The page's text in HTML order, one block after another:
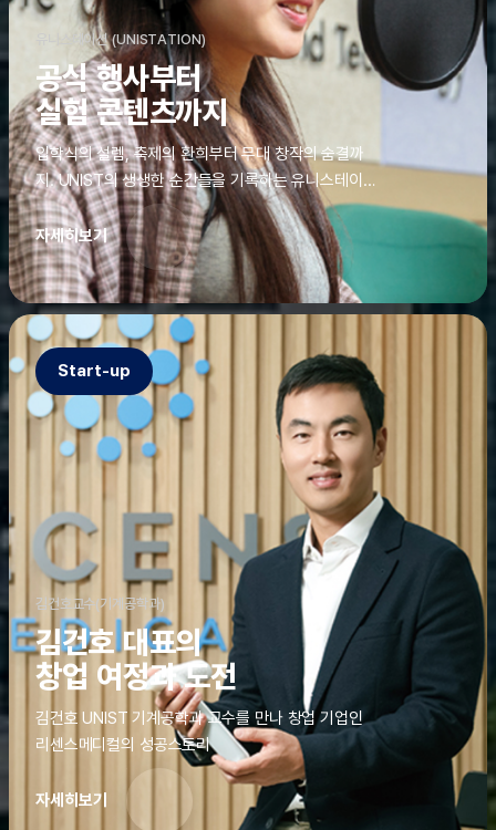
유니스테이션 (UNISTATION)
공식 행사부터
실험 콘텐츠까지
입학식의 설렘, 축제의 환희부터 무대 창작의 숨결까
지. UNIST의 생생한 순간들을 기록하는 유니스테이션
에는 청춘의 열정과 땀이 고스란히 쌓여 있었다. 그 기
록을 위해 편집실은 밤새 불을 밝히기도, 국원들은 소
파에 몸을 떨군 채 쪽잠을 자기도 한다. 이렇듯, 유니스
테이션의 성실한 기록이 있어, UNIST의 이야기는 오
늘도 새로운 빛으로 반짝일 수 있다.
자세히보기
Start-up
김건호교수(기계공학과)
김건호 대표의
창업 여정과 도전
김건호 UNIST 기계공학과 교수를 만나 창업 기업인
리센스메디컬의 성공스토리
자세히보기